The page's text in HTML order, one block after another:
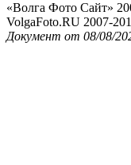
«Волга Фото Сайт»
VolgaFoto.RU 2007-
Документ от 08/08/